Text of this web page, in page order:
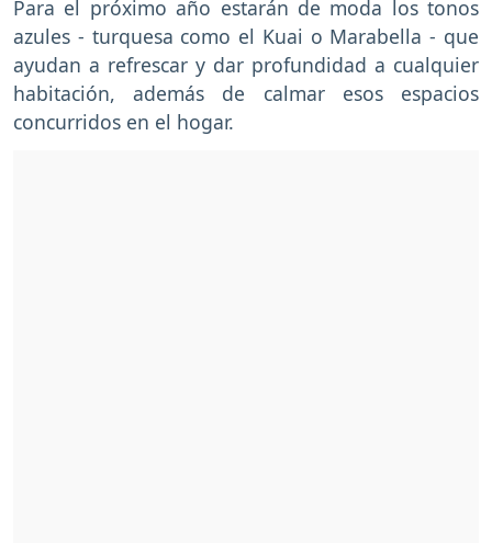
Para el próximo año estarán de moda los tonos
azules - turquesa como el Kuai o Marabella - que
ayudan a refrescar y dar profundidad a cualquier
habitación, además de calmar esos espacios
concurridos en el hogar.